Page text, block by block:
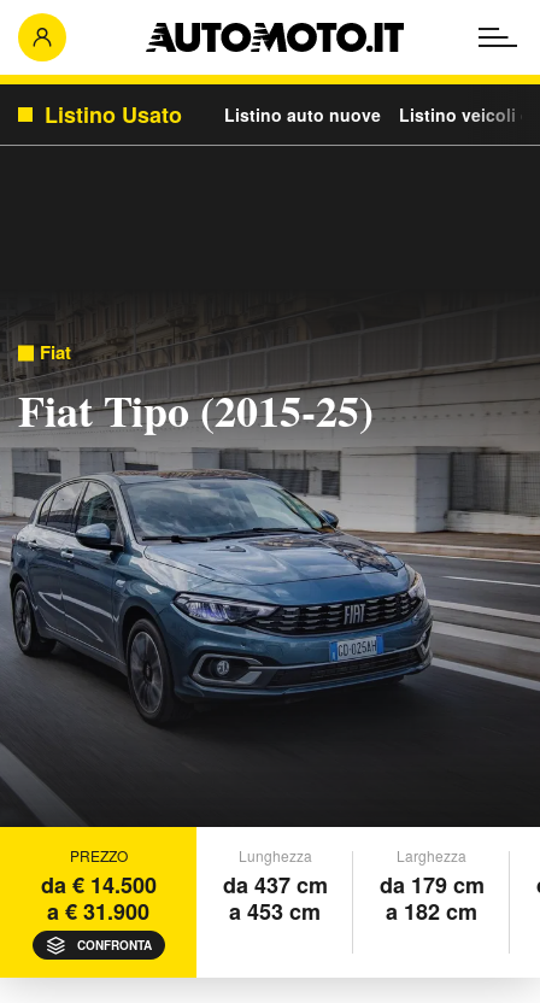
Listino Usato Listino auto nuove Listino veicoli
Fiat
Fiat Tipo (2015-25)
PREZZO
da € 14.500
a € 31.900
CONFRONTA
Lunghezza
da 437 cm
a 453 cm
Larghezza
da 179 cm
a 182 cm